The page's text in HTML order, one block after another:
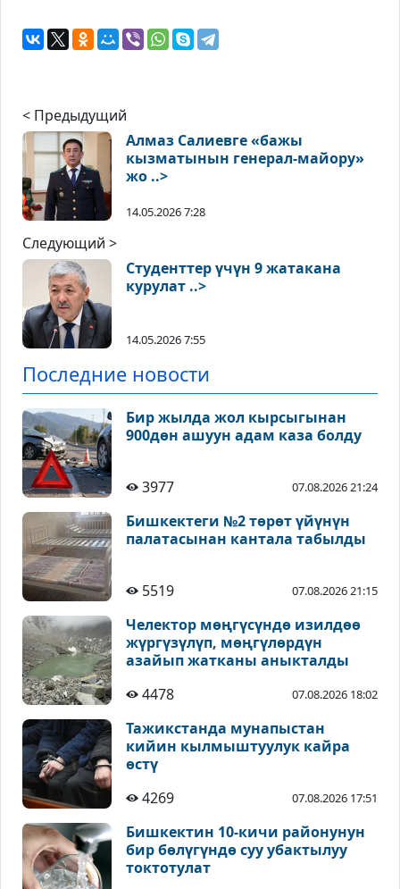
< Предыдущий
Алмаз Салиевге «бажы
кызматынын генерал-майору»
жо ..>
14.05.2026 7:28
Следующий >
Студенттер үчүн 9 жатакана
курулат ..>
14.05.2026 7:55
Последние новости
Бир жылда жол кырсыгынан
900дөн ашуун адам каза болду
3977 07.08.2026 21:24
Бишкектеги №2 төрөт үйүнүн
палатасынан кантала табылды
5519 07.08.2026 21:15
Челектор мөңгүсүндө изилдөө
жүргүзүлүп, мөңгүлөрдүн
азайып жатканы аныкталды
4478
07.08.2026 18:02
Тажикстанда мунапыстан
кийин кылмыштуулук кайра
өстү
4269
07.08.2026 17:51
Бишкектин 10-кичи районунун
бир бөлүгүндө суу убактылуу
токтотулат